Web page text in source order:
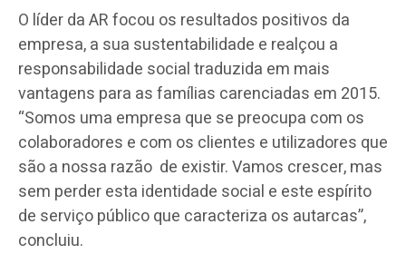
O líder da AR focou os resultados positivos da
empresa, a sua sustentabilidade e realçou a
responsabilidade social traduzida em mais
vantagens para as famílias carenciadas em 2015.
“Somos uma empresa que se preocupa com os
colaboradores e com os clientes e utilizadores que
são a nossa razão de existir. Vamos crescer, mas
sem perder esta identidade social e este espírito
de serviço público que caracteriza os autarcas”,
concluiu.